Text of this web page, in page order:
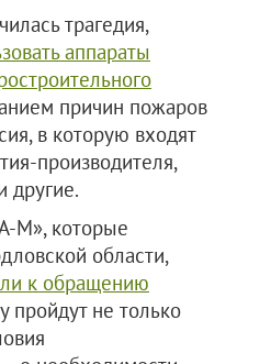
трагедия,
аппараты
причин пожаров
в которую входят
производителя,
другие.
М», которые
области,
к обращению
пройдут не только